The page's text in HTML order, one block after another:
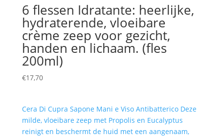
6 flessen Idratante: heerlijke,
hydraterende, vloeibare
crème zeep voor gezicht,
handen en lichaam. (fles
200ml)
€17,70
Cera Di Cupra Sapone Mani e Viso Antibatterico Deze
milde, vloeibare zeep met Propolis en Eucalyptus
reinigt en beschermt de huid met een aangenaam,